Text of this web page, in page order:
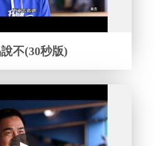
不(30秒版)